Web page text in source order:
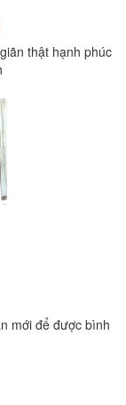
thật hạnh phúc
mới để được bình